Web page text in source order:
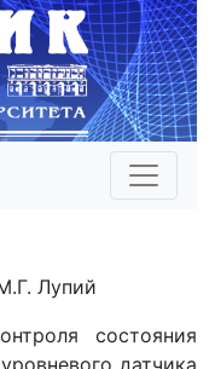
Лупий
состояния